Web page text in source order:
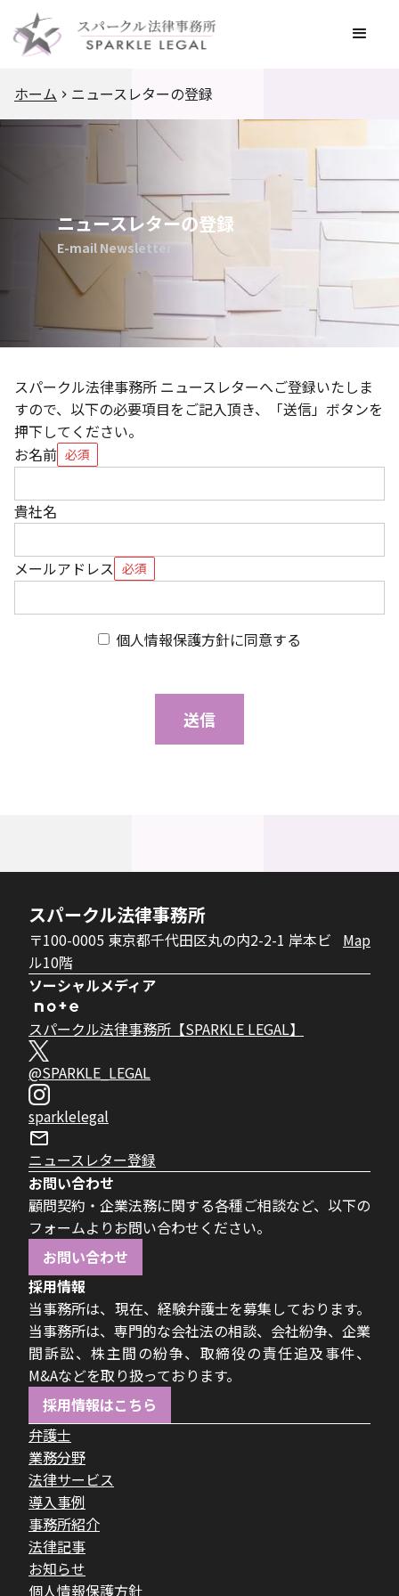
ホーム ニュースレターの登録
ニュースレターの登録
E-mail Newsletter
スパークル法律事務所 ニュースレターへご登録いたしま
すので、以下の必要項目をご記入頂き、「送信」ボタンを
押下してください。
お名前 必須
貴社名
メールアドレス 必須
個人情報保護方針に同意する
スパークル法律事務所
〒100-0005 東京都千代田区丸の内2-2-1 岸本ビ
ル10階
Map
ソーシャルメディア
スパークル法律事務所【SPARKLE LEGAL】
@SPARKLE_LEGAL
sparklelegal
ニュースレター登録
お問い合わせ
顧問契約・企業法務に関する各種ご相談など、以下の
フォームよりお問い合わせください。
お問い合わせ
採用情報
当事務所は、現在、経験弁護士を募集しております。
当事務所は、専門的な会社法の相談、会社紛争、企業
間訴訟、株主間の紛争、取締役の責任追及事件、
M&Aなどを取り扱っております。
採用情報はこちら
弁護士
業務分野
法律サービス
導入事例
事務所紹介
法律記事
お知らせ
個人情報保護方針